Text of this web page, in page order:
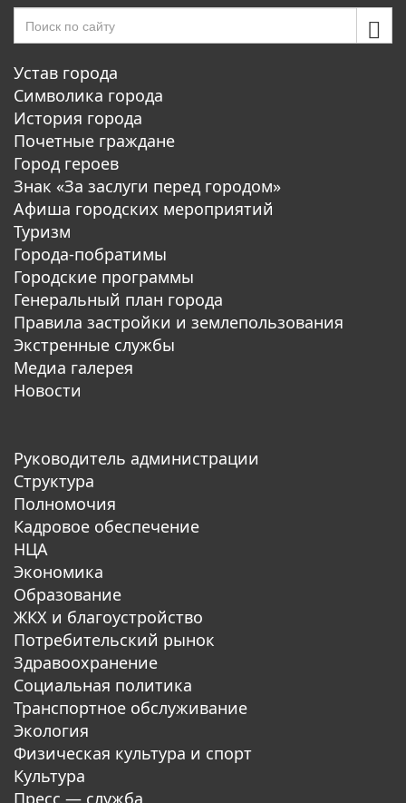
Устав города
Символика города
История города
Почетные граждане
Город героев
Знак «За заслуги перед городом»
Афиша городских мероприятий
Туризм
Города-побратимы
Городские программы
Генеральный план города
Правила застройки и землепользования
Экстренные службы
Медиа галерея
Новости
Руководитель администрации
Структура
Полномочия
Кадровое обеспечение
НЦА
Экономика
Образование
ЖКХ и благоустройство
Потребительский рынок
Здравоохранение
Социальная политика
Транспортное обслуживание
Экология
Физическая культура и спорт
Культура
Пресс — служба